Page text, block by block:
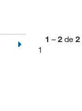
1 – 2 de 2
1